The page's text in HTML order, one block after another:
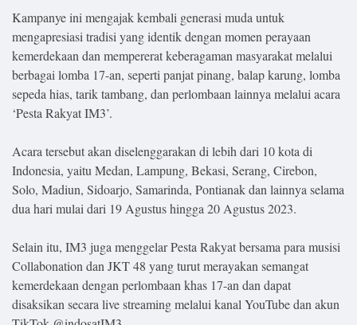
Kampanye ini mengajak kembali generasi muda untuk
mengapresiasi tradisi yang identik dengan momen perayaan
kemerdekaan dan mempererat keberagaman masyarakat melalui
berbagai lomba 17-an, seperti panjat pinang, balap karung, lomba
sepeda hias, tarik tambang, dan perlombaan lainnya melalui acara
‘Pesta Rakyat IM3’.
Acara tersebut akan diselenggarakan di lebih dari 10 kota di
Indonesia, yaitu Medan, Lampung, Bekasi, Serang, Cirebon,
Solo, Madiun, Sidoarjo, Samarinda, Pontianak dan lainnya selama
dua hari mulai dari 19 Agustus hingga 20 Agustus 2023.
Selain itu, IM3 juga menggelar Pesta Rakyat bersama para musisi
Collabonation dan JKT 48 yang turut merayakan semangat
kemerdekaan dengan perlombaan khas 17-an dan dapat
disaksikan secara live streaming melalui kanal YouTube dan akun